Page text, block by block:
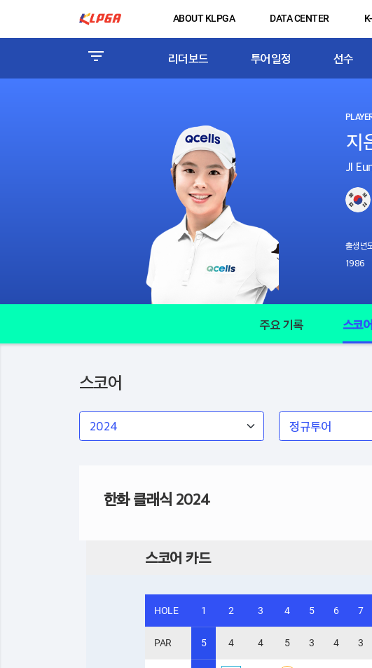
ABOUT KLPGA DATA CENTER
리더보드 투어일정 선수
JI
출생년
1986
주요 기록 스코
스코어
한화 클래식 2024
스코어 카드
HOLE 1 2 3 4 5 6 7
PAR 5 4 4 5 3 4 3